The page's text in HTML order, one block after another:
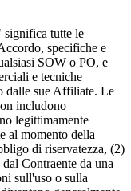
tutte le
specifiche e
SOW o PO, e
e tecniche
dalle sue Affiliate. Le
includono
legittimamente
al momento della
di riservatezza, (2)
Contraente da una
sull'uso o sulla